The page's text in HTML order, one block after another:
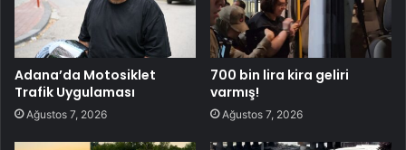
Adana’da Motosiklet
Trafik Uygulaması
Ağustos 7, 2026
700 bin lira kira geliri
varmış!
Ağustos 7, 2026